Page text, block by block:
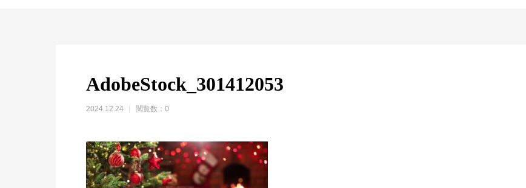
AdobeStock_301412053
2024.12.24 閲覧数：0